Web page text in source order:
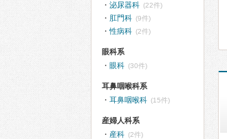
泌尿器科 (22件)
肛門科 (9件)
性病科 (2件)
眼科系
眼科 (30件)
耳鼻咽喉科系
耳鼻咽喉科 (15件)
産婦人科系
産科 (2件)